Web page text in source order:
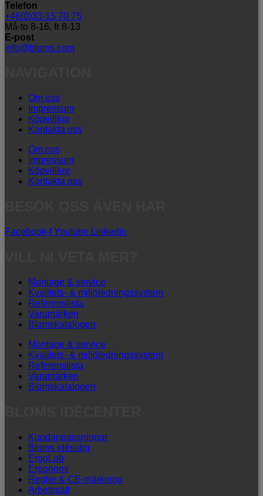
Telefon
+46(0)33-15 70 75
Må-to 8-16, fr 8-13
E-post
info@bloms.com
Om oss
Impressum
Köpvillkor
Kontakta oss
Om oss
Impressum
Köpvillkor
Kontakta oss
Facebook-f Youtube Linkedin
Montage & service
Kvalitets- & miljöledningssystem
Referenslista
Varumärken
Blomskatalogen
Montage & service
Kvalitets- & miljöledningssystem
Referenslista
Varumärken
Blomskatalogen
Kundanpassningar
Bloms idésidor
ErgoLab
Ergonomi
Regler & CE-märkning
Arbetssätt